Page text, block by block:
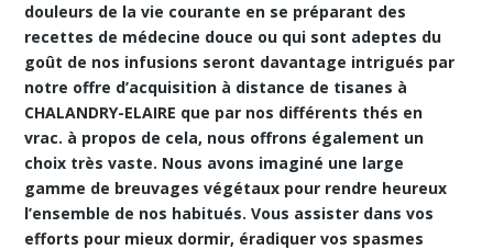
douleurs de la vie courante en se préparant des
recettes de médecine douce ou qui sont adeptes du
goût de nos infusions seront davantage intrigués par
notre offre d’acquisition à distance de tisanes à
CHALANDRY-ELAIRE que par nos différents thés en
vrac. à propos de cela, nous offrons également un
choix très vaste. Nous avons imaginé une large
gamme de breuvages végétaux pour rendre heureux
l’ensemble de nos habitués. Vous assister dans vos
efforts pour mieux dormir, éradiquer vos spasmes